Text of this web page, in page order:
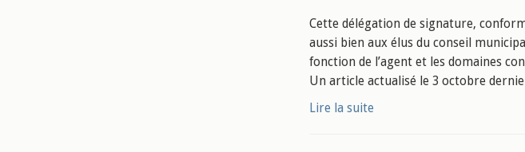
Cette délégation de signature,
aussi bien aux élus du conseil
fonction de l’agent et les domaines
Un article actualisé le 3 octobre
Lire la suite